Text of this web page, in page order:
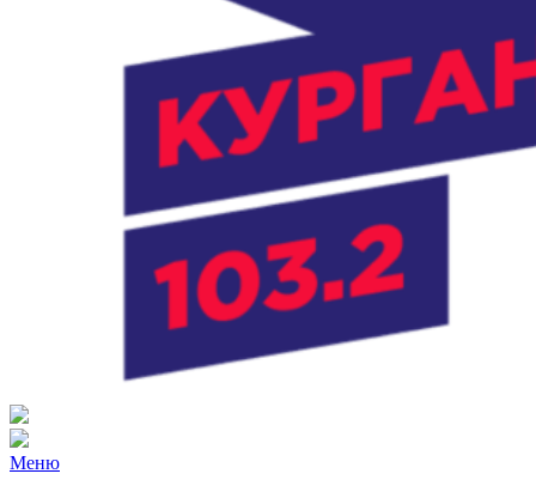
Радио ХИТ FM Курган
103.2 FM
Меню